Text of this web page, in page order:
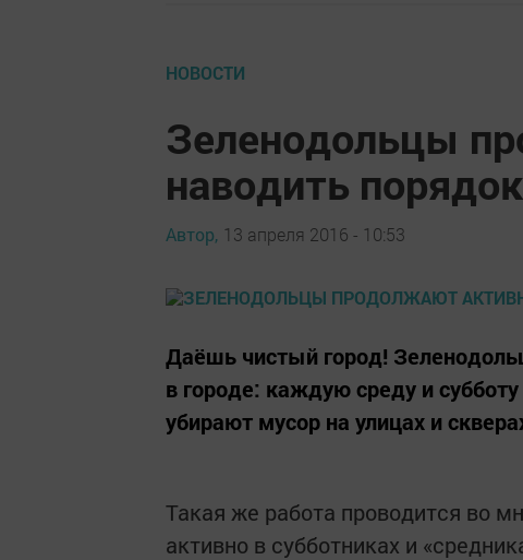
НОВОСТИ
Зеленодольцы
наводить
Автор, 13 апреля 2016 - 10:53
Даёшь чистый город!
в городе: каждую среду и
убирают мусор на улицах и
Такая же работа проводится во
активно в субботниках и